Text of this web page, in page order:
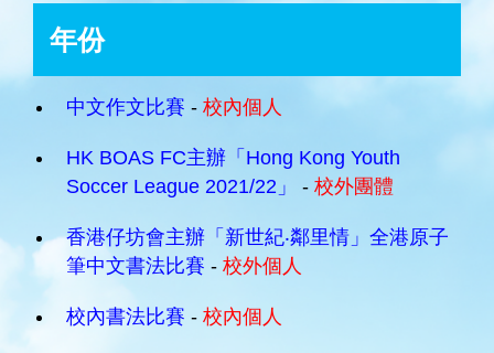
年份
中文作文比賽 - 校內個人
HK BOAS FC主辦「Hong Kong Youth
Soccer League 2021/22」
- 校外團體
香港仔坊會主辦「新世紀‧鄰里情」全港原子
筆中文書法比賽 - 校外個人
校內書法比賽 - 校內個人